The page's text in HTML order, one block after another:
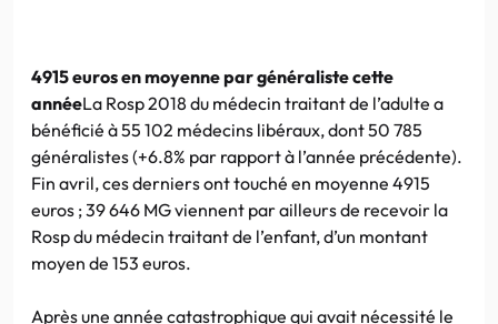
4915 euros en moyenne par généraliste cette
annéeLa Rosp 2018 du médecin traitant de l’adulte a
bénéficié à 55 102 médecins libéraux, dont 50 785
généralistes (+6.8% par rapport à l’année précédente).
Fin avril, ces derniers ont touché en moyenne 4915
euros ; 39 646 MG viennent par ailleurs de recevoir la
Rosp du médecin traitant de l’enfant, d’un montant
moyen de 153 euros.
Après une année catastrophique qui avait nécessité le